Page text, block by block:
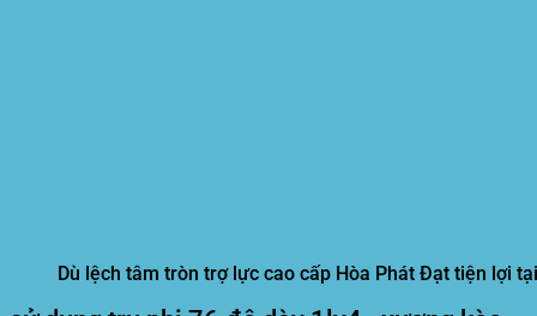
Dù lệch tâm tròn trợ lực cao cấp Hòa Phát Đạt tiện lợi